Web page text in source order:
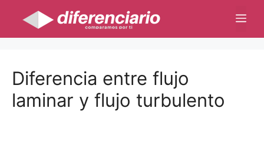
contenido
Diferencia entre flujo
laminar y flujo turbulento